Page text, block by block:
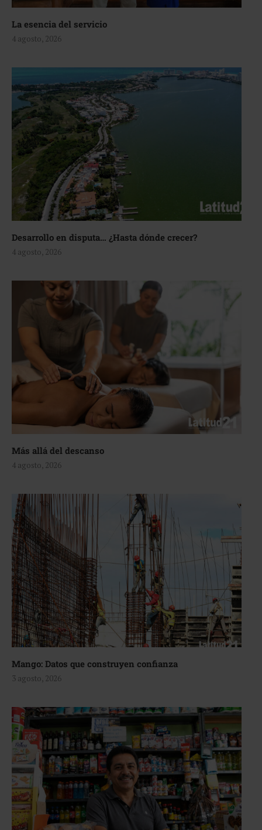
La esencia del servicio
4 agosto, 2026
Desarrollo en disputa… ¿Hasta dónde crecer?
4 agosto, 2026
Más allá del descanso
4 agosto, 2026
Mango: Datos que construyen confianza
3 agosto, 2026